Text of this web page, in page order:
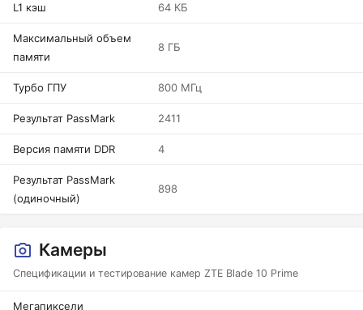
L1 кэш 64 КБ
Максимальный объем
памяти
8 ГБ
Турбо ГПУ 800 МГц
Результат PassMark 2411
Версия памяти DDR 4
Результат PassMark
(одиночный)
898
Камеры
Спецификации и тестирование камер ZTE Blade 10 Prime
Мегапиксели